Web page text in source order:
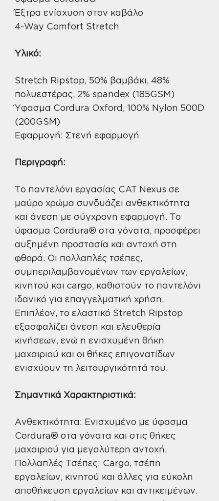
Έξτρα ενίσχυση στον καβάλο
4-Way Comfort Stretch
Υλικό:
Stretch Ripstop, 50% βαμβάκι, 48%
πολυεστέρας, 2% spandex (185GSM)
Ύφασμα Cordura Oxford, 100% Nylon 500D
(200GSM)
Εφαρμογή: Στενή εφαρμογή
Περιγραφή:
Το παντελόνι εργασίας CAT Nexus σε
μαύρο χρώμα συνδυάζει ανθεκτικότητα
και άνεση με σύγχρονη εφαρμογή. Το
ύφασμα Cordura® στα γόνατα, προσφέρει
αυξημένη προστασία και αντοχή στη
φθορά. Οι πολλαπλές τσέπες,
συμπεριλαμβανομένων των εργαλείων,
κινητού και cargo, καθιστούν το παντελόνι
ιδανικό για επαγγελματική χρήση.
Επιπλέον, το ελαστικό Stretch Ripstop
εξασφαλίζει άνεση και ελευθερία
κινήσεων, ενώ η ενισχυμένη θήκη
μαχαιριού και οι θήκες επιγονατίδων
ενισχύουν τη λειτουργικότητά του.
Σημαντικά Χαρακτηριστικά:
Ανθεκτικότητα: Ενισχυμένο με ύφασμα
Cordura® στα γόνατα και στις θήκες
μαχαιριού για μεγαλύτερη αντοχή.
Πολλαπλές Τσέπες: Cargo, τσέπη
εργαλείων, κινητού και άλλες για εύκολη
αποθήκευση εργαλείων και αντικειμένων.